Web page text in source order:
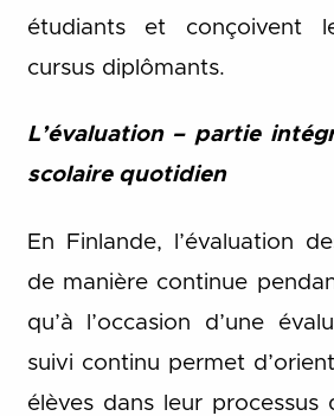
étudiants et conçoivent
cursus diplômants.
L’évaluation – partie
scolaire quotidien
En Finlande, l’évaluation
de manière continue
qu’à l’occasion d’une
suivi continu permet
élèves dans leur processus